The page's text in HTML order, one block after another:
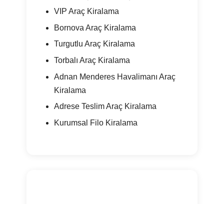
VIP Araç Kiralama
Bornova Araç Kiralama
Turgutlu Araç Kiralama
Torbalı Araç Kiralama
Adnan Menderes Havalimanı Araç
Kiralama
Adrese Teslim Araç Kiralama
Kurumsal Filo Kiralama